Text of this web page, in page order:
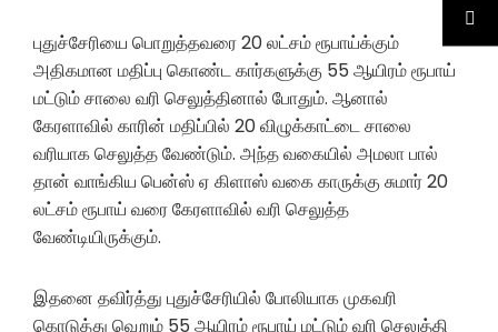
புதுச்சேரியை பொறுத்தவரை 20 லட்சம் ரூபாய்க்கும்
அதிகமான மதிப்பு கொண்ட கார்களுக்கு 55 ஆயிரம் ரூபாய்
மட்டும் சாலை வரி செலுத்தினால் போதும். ஆனால்
கேரளாவில் காரின் மதிப்பில் 20 விழுக்காட்டை சாலை
வரியாக செலுத்த வேண்டும். அந்த வகையில் அமலா பால்
தான் வாங்கிய பென்ஸ் ஏ கிளாஸ் வகை காருக்கு சுமார் 20
லட்சம் ரூபாய் வரை கேரளாவில் வரி செலுத்த
வேண்டியிருக்கும்.
இதனை தவிர்த்து புதுச்சேரியில் போலியாக முகவரி
கொடுத்து வெறும் 55 ஆயிரம் ரூபாய் மட்டும் வரி செலுத்தி